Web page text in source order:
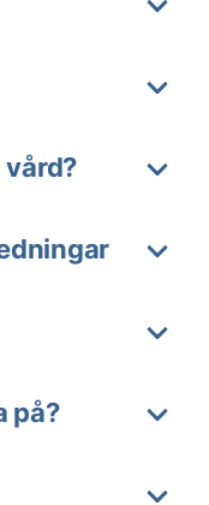
vård?
på?